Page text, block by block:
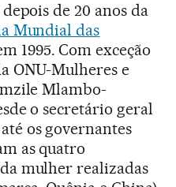
de 20 anos da
Mundial das
1995. Com exceção
ONU-Mulheres e
Mlambo-
o secretário geral
os governantes
as quatro
mulher realizadas